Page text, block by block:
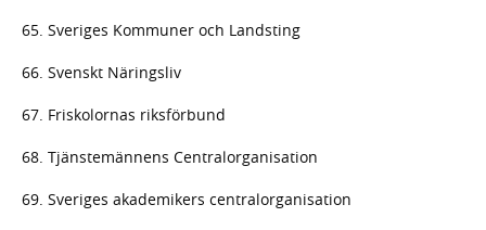
65. Sveriges Kommuner och Landsting
66. Svenskt Näringsliv
67. Friskolornas riksförbund
68. Tjänstemännens Centralorganisation
69. Sveriges akademikers centralorganisation